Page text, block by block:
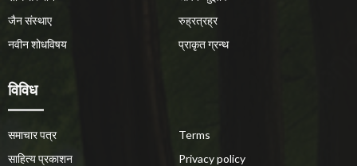
जैन संस्थाए
नवीन शोधविषय
रुह्रत्रह्र
प्राकृत ग्रन्थ
विविध
समाचार पत्र
साहित्य प्रकाशन
Terms
Privacy policy